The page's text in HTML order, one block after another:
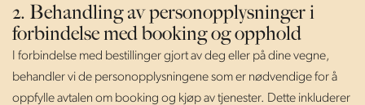
2. Behandling av personopplysninger i
forbindelse med booking og opphold
I forbindelse med bestillinger gjort av deg eller på dine vegne,
behandler vi de personopplysningene som er nødvendige for å
oppfylle avtalen om booking og kjøp av tjenester. Dette inkluderer